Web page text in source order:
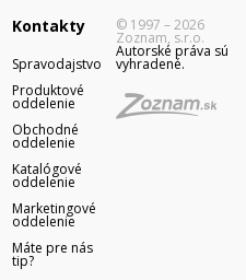
Kontakty
Spravodajstvo
Produktové
oddelenie
Obchodné
oddelenie
Katalógové
oddelenie
Marketingové
oddelenie
Máte pre nás
tip?
© 1997 – 2026
Zoznam, s.r.o.
Autorské práva sú
vyhradené.